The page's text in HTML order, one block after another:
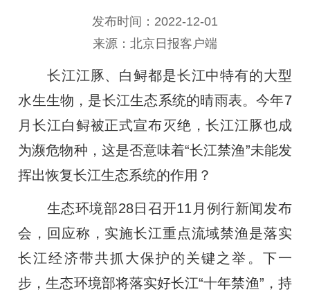
发布时间：2022-12-01
来源：北京日报客户端
长江江豚、白鲟都是长江中特有的大型
水生生物，是长江生态系统的晴雨表。今年7
月长江白鲟被正式宣布灭绝，长江江豚也成
为濒危物种，这是否意味着“长江禁渔”未能发
挥出恢复长江生态系统的作用？
生态环境部28日召开11月例行新闻发布
会，回应称，实施长江重点流域禁渔是落实
长江经济带共抓大保护的关键之举。下一
步，生态环境部将落实好长江“十年禁渔”，持